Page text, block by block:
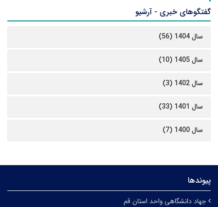
گفتگوهای خبری - آرشیو
سال 1404 (56)
سال 1405 (10)
سال 1402 (3)
سال 1401 (33)
سال 1400 (7)
پیوندها
جهاد دانشگاهی واحد استان قم